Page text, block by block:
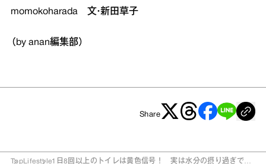
momokoharada 文・新田草子
（by anan編集部）
Share
Top Lifestyle1日8回以上のトイレは黄色信号！ 実は水分の摂り過ぎでト